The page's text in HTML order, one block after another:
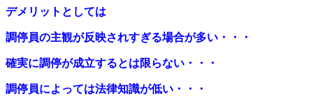
デメリットとしては
調停員の主観が反映されすぎる場合が多い・・・
確実に調停が成立するとは限らない・・・
調停員によっては法律知識が低い・・・